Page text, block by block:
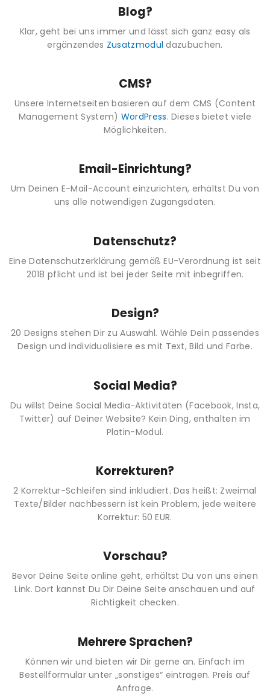
Blog?
Klar, geht bei uns immer und lässt sich ganz easy als
ergänzendes Zusatzmodul dazubuchen.
CMS?
Unsere Internetseiten basieren auf dem CMS (Content
Management System) WordPress. Dieses bietet viele
Möglichkeiten.
Email-Einrichtung?
Um Deinen E-Mail-Account einzurichten, erhältst Du von
uns alle notwendigen Zugangsdaten.
Datenschutz?
Eine Datenschutzerklärung gemäß EU-Verordnung ist seit
2018 pflicht und ist bei jeder Seite mit inbegriffen.
Design?
20 Designs stehen Dir zu Auswahl. Wähle Dein passendes
Design und individualisiere es mit Text, Bild und Farbe.
Social Media?
Du willst Deine Social Media-Aktivitäten (Facebook, Insta,
Twitter) auf Deiner Website? Kein Ding, enthalten im
Platin-Modul.
Korrekturen?
2 Korrektur-Schleifen sind inkludiert. Das heißt: Zweimal
Texte/Bilder nachbessern ist kein Problem, jede weitere
Korrektur: 50 EUR.
Vorschau?
Bevor Deine Seite online geht, erhältst Du von uns einen
Link. Dort kannst Du Dir Deine Seite anschauen und auf
Richtigkeit checken.
Mehrere Sprachen?
Können wir und bieten wir Dir gerne an. Einfach im
Bestellformular unter „sonstiges“ eintragen. Preis auf
Anfrage.